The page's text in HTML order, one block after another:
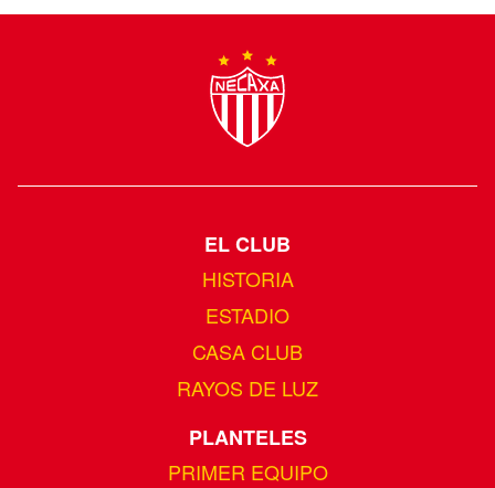
EL CLUB
HISTORIA
ESTADIO
CASA CLUB
RAYOS DE LUZ
PLANTELES
PRIMER EQUIPO